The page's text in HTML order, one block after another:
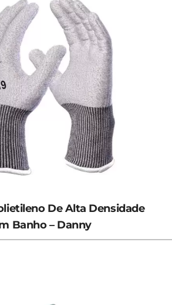
De Alta Densidade
Banho – Danny